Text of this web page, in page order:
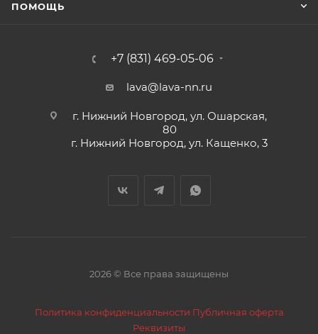
ПОМОЩЬ
+7 (831) 469-05-06
lava@lava-nn.ru
г. Нижний Новгород, ул. Ошарская,
80
г. Нижний Новгород, ул. Кащенко, 3
2026 © Все права защищены
Политика конфиденциальности Публичная оферта
Реквизиты